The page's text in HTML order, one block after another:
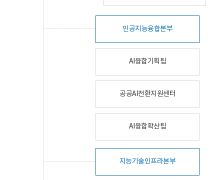
인공지능융합본부
AI융합기획팀
공공AI전환지원센터
AI융합확산팀
지능기술인프라본부